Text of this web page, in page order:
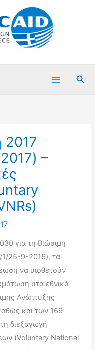
2017
–
για τη Βιώσιμη
25-9-2015), τα
να υιοθετούν
στα εθνικά
Ανάπτυξης
και των 169
διεξαγωγή
(Voluntary National